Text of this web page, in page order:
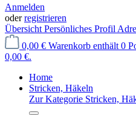
Anmelden
oderregistrieren
Übersicht Persönliches Profil
0,00 € Warenkorb enthält 0
0,00 €.
Home
Stricken, Häkeln
Zur Kategorie Stricken,